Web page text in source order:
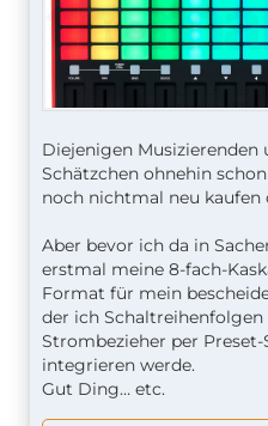
Diejenigen Musizierenden
Schätzchen ohnehin
noch nichtmal neu kaufen
Aber bevor ich da in
erstmal meine 8-fach-
Format für mein
der ich
Strombezieher per
integrieren werde.
Gut Ding… etc.